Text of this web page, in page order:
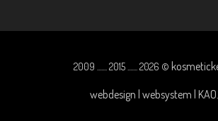
2009 ....... 2015 ....... 2026 ©
webdesign | websystem |